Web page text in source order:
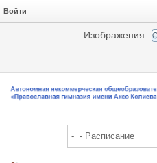
Войти
Изображения